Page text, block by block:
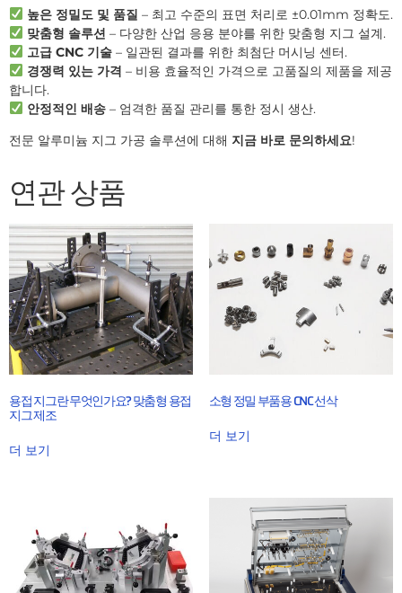
높은 정밀도 및 품질 – 최고 수준의 표면 처리로 ±0.01mm 정확도.
맞춤형 솔루션 – 다양한 산업 응용 분야를 위한 맞춤형 지그 설계.
고급 CNC 기술– 일관된 결과를 위한 최첨단 머시닝 센터.
경쟁력 있는 가격 – 비용 효율적인 가격으로 고품질의 제품을 제공
합니다.
안정적인 배송– 엄격한 품질 관리를 통한 정시 생산.
전문 알루미늄 지그 가공 솔루션에 대해 지금 바로 문의하세요!
연관 상품
용접 지그란 무엇인가요? 맞춤형 용접
지그 제조
더 보기
소형 정밀 부품용 CNC 선삭
더 보기